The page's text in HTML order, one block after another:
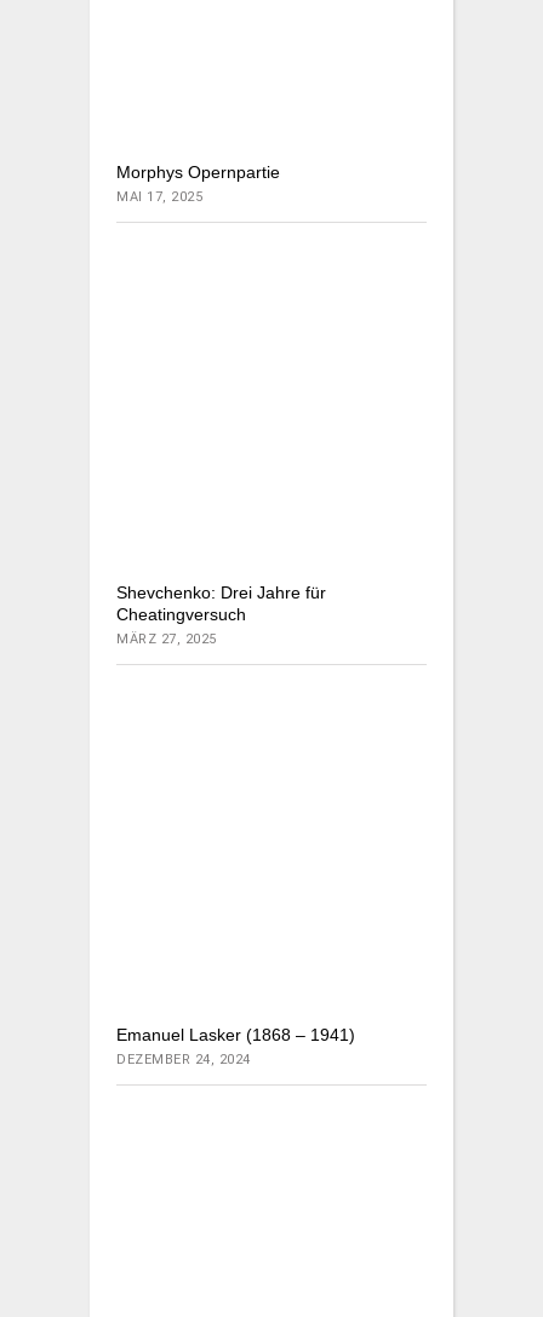
Morphys Opernpartie
MAI 17, 2025
Shevchenko: Drei Jahre für
Cheatingversuch
MÄRZ 27, 2025
Emanuel Lasker (1868 – 1941)
DEZEMBER 24, 2024